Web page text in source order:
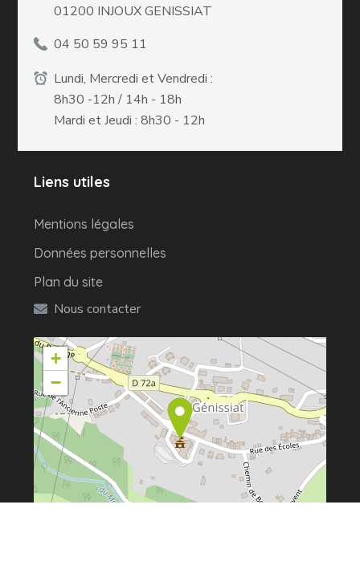
01200 INJOUX GENISSIAT
04 50 59 95 11
Lundi, Mercredi et Vendredi :
8h30 -12h / 14h - 18h
Mardi et Jeudi : 8h30 - 12h
Liens utiles
Mentions légales
Données personnelles
Plan du site
Nous contacter
+
−